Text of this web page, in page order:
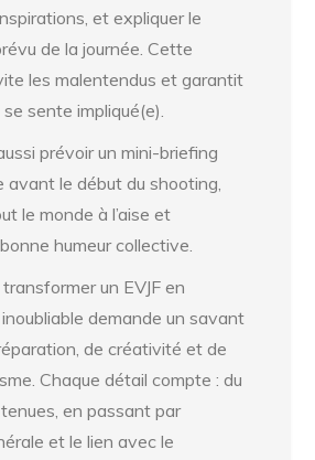
et expliquer le
de la journée. Cette
les malentendus et garantit
sente impliqué(e).
prévoir un mini-briefing
avant le début du shooting,
le monde à l’aise et
humeur collective.
un EVJF en
demande un savant
de créativité et de
Chaque détail compte : du
en passant par
et le lien avec le